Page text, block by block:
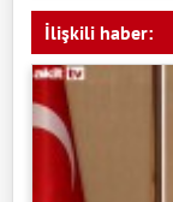
İlişkili haber: